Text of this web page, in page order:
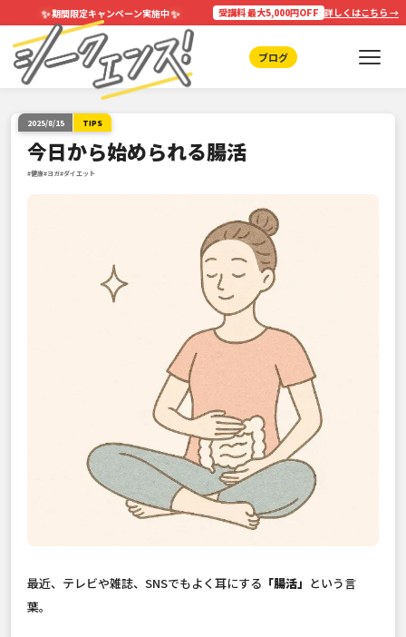
✨期間限定キャンペーン実施中✨ 受講料 最大5,000円OFF 詳しくはこちら →
ブログ
2025/8/15 TIPS
今日から始められる腸活
#健康#ヨガ#ダイエット
最近、テレビや雑誌、SNSでもよく耳にする 「腸活」 という言
葉。